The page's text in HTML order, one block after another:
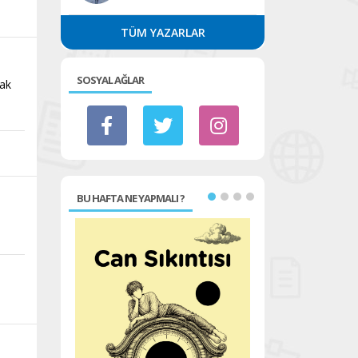
TÜM YAZARLAR
SOSYAL AĞLAR
BU HAFTA NE YAPMALI ?